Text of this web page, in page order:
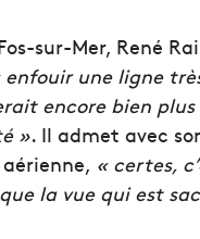
sur-Mer, René
enfouir une ligne
encore bien
». Il admet avec
« certes,
la vue qui est